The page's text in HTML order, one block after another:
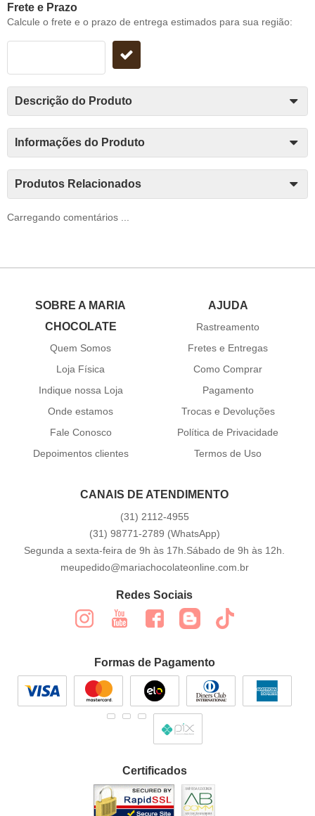
Frete e Prazo
Calcule o frete e o prazo de entrega estimados para sua região:
Descrição do Produto
Informações do Produto
Produtos Relacionados
Carregando comentários ...
SOBRE A MARIA
CHOCOLATE
Quem Somos
Loja Física
Indique nossa Loja
Onde estamos
Fale Conosco
Depoimentos clientes
AJUDA
Rastreamento
Fretes e Entregas
Como Comprar
Pagamento
Trocas e Devoluções
Política de Privacidade
Termos de Uso
CANAIS DE ATENDIMENTO
(31) 2112-4955
(31) 98771-2789 (WhatsApp)
Segunda a sexta-feira de 9h às 17h.Sábado de 9h às 12h.
meupedido@mariachocolateonline.com.br
Redes Sociais
Formas de Pagamento
Certificados